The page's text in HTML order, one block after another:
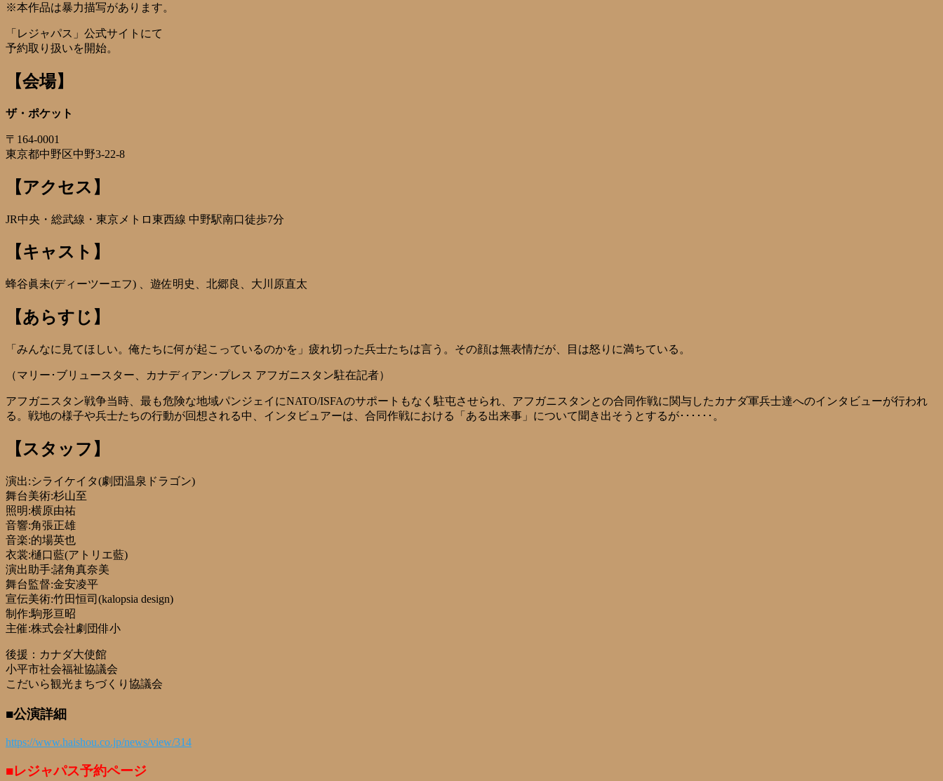
※本作品は暴力描写があります。
「レジャパス」公式サイトにて
予約取り扱いを開始。
【会場】
ザ・ポケット
〒164-0001
東京都中野区中野3-22-8
【アクセス】
JR中央・総武線・東京メトロ東西線 中野駅南口徒歩7分
【キャスト】
蜂谷眞未(ディーツーエフ) 、遊佐明史、北郷良、大川原直太
【あらすじ】
「みんなに見てほしい。俺たちに何が起こっているのかを」疲れ切った兵士たちは言う。その顔は無表情だが、目は怒りに満ちている。
（マリー･ブリュースター、カナディアン･プレス アフガニスタン駐在記者）
アフガニスタン戦争当時、最も危険な地域パンジェイにNATO/ISFAのサポートもなく駐屯させられ、アフガニスタンとの合同作戦に関与したカナダ軍兵士達へのインタビューが行われ
る。戦地の様子や兵士たちの行動が回想される中、インタビュアーは、合同作戦における「ある出来事」について聞き出そうとするが･･････。
【スタッフ】
演出:シライケイタ(劇団温泉ドラゴン)
舞台美術:杉山至
照明:横原由祐
音響:角張正雄
音楽:的場英也
衣裳:樋口藍(アトリエ藍)
演出助手:諸角真奈美
舞台監督:金安凌平
宣伝美術:竹田恒司(kalopsia design)
制作:駒形亘昭
主催:株式会社劇団俳小
後援：カナダ大使館
小平市社会福祉協議会
こだいら観光まちづくり協議会
■公演詳細
https://www.haishou.co.jp/news/view/314
■レジャパス予約ページ